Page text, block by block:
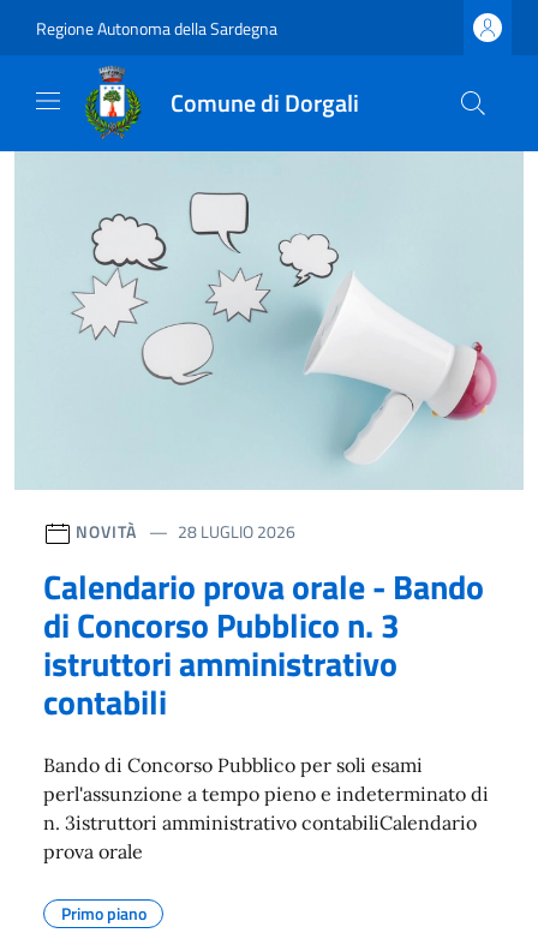
Regione Autonoma della Sardegna
Comune di Dorgali
NOVITÀ 28 LUGLIO 2026
Calendario prova orale - Bando
di Concorso Pubblico n. 3
istruttori amministrativo
contabili
Bando di Concorso Pubblico per soli esami
perl'assunzione a tempo pieno e indeterminato di
n. 3istruttori amministrativo contabiliCalendario
prova orale
Primo piano